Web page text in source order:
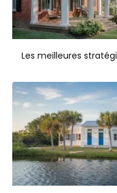
Les meilleures